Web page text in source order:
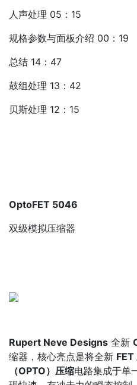
人声处理 05：15
规格参数与面板介绍 00：19
总结 14：47
鼓组处理 13：42
贝斯处理 12：15
OptoFET 5046
双级模拟压缩器
Rupert Neve Designs 全新
缩器，核心亮点是将全新 FET
（OPTO）压缩电路集成于单